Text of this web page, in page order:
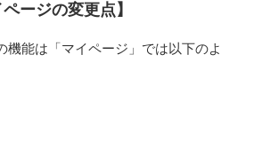
ージの変更点】
機能は「マイページ」では以下のよ